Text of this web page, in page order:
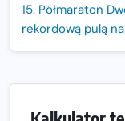
15. Półmaraton
rekordową pulą